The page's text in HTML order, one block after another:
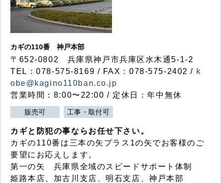
カギの110番 神戸本部
〒652-0802 兵庫県神戸市兵庫区水木通5-1-2
TEL：078-575-8169 / FAX：078-575-2402 / k
obe@kagino110ban.co.jp
営業時間：8:00〜22:00 / 定休日：年中無休
販売可 工事・取付可
カギと防犯の事ならお任せ下さい。
カギの110番は三本の矢プラス1の矢でお客様のご
要望にお応えします。
第一の矢 兵庫県全域のスピードサポート体制
姫路本店、加古川支店、明石支店、神戸本部